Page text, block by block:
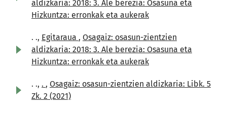
aldizkaria: 2018: 3. Ale berezia: Osasuna eta
Hizkuntza: erronkak eta aukerak
. ., Egitaraua , Osagaiz: osasun-zientzien
aldizkaria: 2018: 3. Ale berezia: Osasuna eta
Hizkuntza: erronkak eta aukerak
. ., . , Osagaiz: osasun-zientzien aldizkaria: Libk. 5
Zk. 2 (2021)